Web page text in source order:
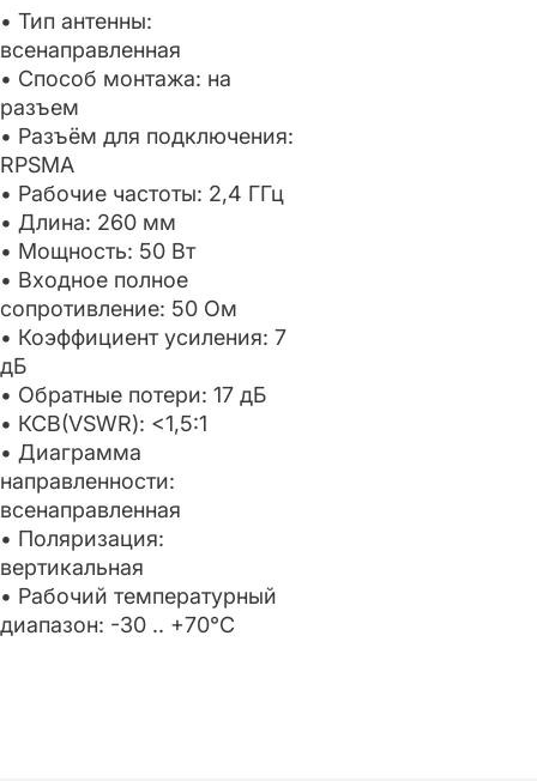
• Тип антенны:
всенаправленная
• Способ монтажа: на
разъем
• Разъём для подключения:
RPSMA
• Рабочие частоты: 2,4 ГГц
• Длина: 260 мм
• Мощность: 50 Вт
• Входное полное
сопротивление: 50 Ом
• Коэффициент усиления: 7
дБ
• Обратные потери: 17 дБ
• КСВ(VSWR): <1,5:1
• Диаграмма
направленности:
всенаправленная
• Поляризация:
вертикальная
• Рабочий температурный
диапазон: -30 .. +70°C